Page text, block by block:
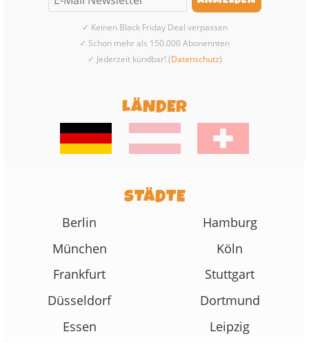
✓ Keinen Black Friday Deal verpassen
✓ Schon mehr als 150.000 Abonennten
✓ Jederzeit kündbar! (Datenschutz)
LÄNDER
STÄDTE
Berlin
Hamburg
München
Köln
Frankfurt
Stuttgart
Düsseldorf
Dortmund
Essen
Leipzig